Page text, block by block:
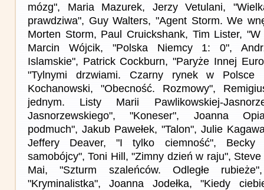
mózg", Maria Mazurek, Jerzy Vetulani,
prawdziwa", Guy Walters, "Agent Storm. We
Morten Storm, Paul Cruickshank, Tim Lister,
Marcin Wójcik, "Polska Niemcy 1: 0",
Islamskie", Patrick Cockburn, "Paryże Innej
"Tylnymi drzwiami. Czarny rynek w
Kochanowski, "Obecność. Rozmowy",
jednym. Listy Marii Pawlikowskiej-
Jasnorzewskiego", "Koneser", Joanna
podmuch", Jakub Pawełek, "Talon", Julie
Jeffery Deaver, "I tylko ciemność", Becky
samobójcy", Toni Hill, "Zimny dzień w raju",
Mai, "Szturm szaleńców. Odległe
"Kryminalistka", Joanna Jodełka, "Kiedy